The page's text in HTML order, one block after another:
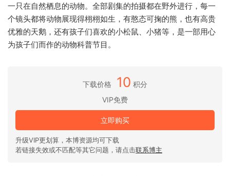
一只在自然栖息的动物。全部剧集的拍摄都在野外进行，每一
个镜头都将动物展现得栩栩如生，有憨态可掬的熊，也有高贵
优雅的天鹅，还有孩子们喜欢的小松鼠、小猪等，是一部用心
为孩子们而作的动物科普节目。
下载价格 10 积分
VIP免费
立即购买
升级VIP更划算，本博资源均可下载
若链接失效或不匹配等其它问题，请点击联系博主